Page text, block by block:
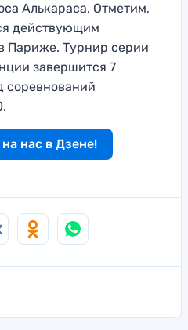
Алькараса. Отметим,
действующим
Париже. Турнир серии
завершится 7
соревнований
нас в Дзене!